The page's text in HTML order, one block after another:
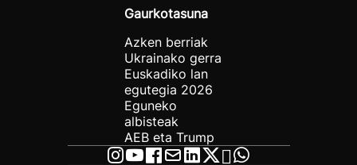
Gaurkotasuna
Azken berriak
Ukrainako gerra
Euskadiko lan
egutegia 2026
Eguneko
albisteak
AEB eta Trump